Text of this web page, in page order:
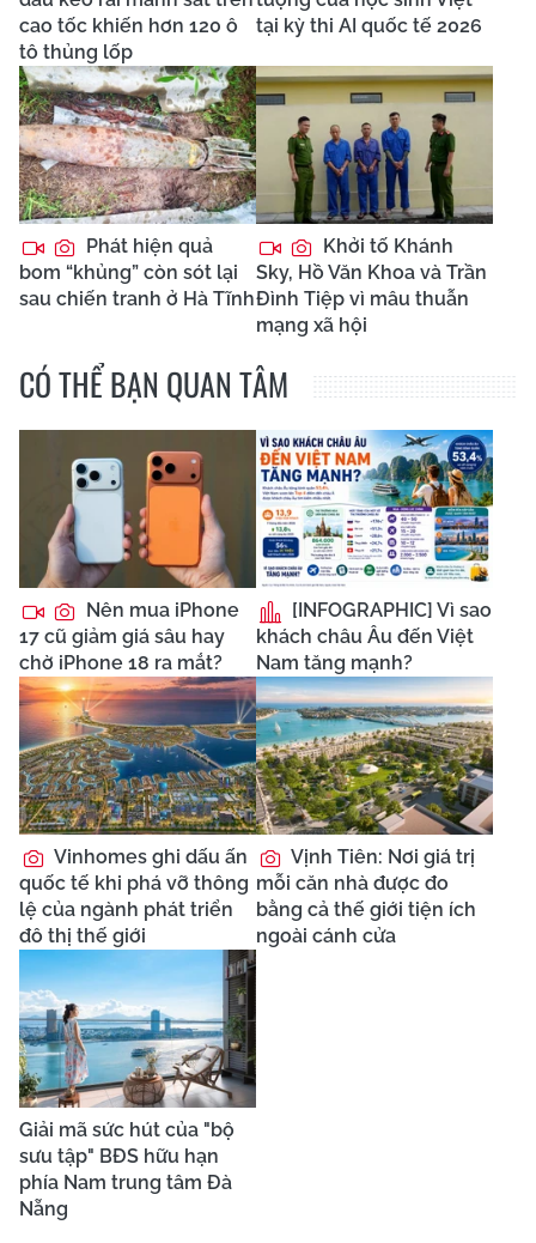
cao tốc khiến hơn 120 ô
tô thủng lốp
tại kỳ thi AI quốc tế 2026
Phát hiện quả
bom “khủng” còn sót lại
sau chiến tranh ở Hà Tĩnh
Khởi tố Khánh
Sky, Hồ Văn Khoa và Trần
Đình Tiệp vì mâu thuẫn
mạng xã hội
CÓ THỂ BẠN QUAN TÂM
Nên mua iPhone
17 cũ giảm giá sâu hay
chờ iPhone 18 ra mắt?
[INFOGRAPHIC] Vì sao
khách châu Âu đến Việt
Nam tăng mạnh?
Vinhomes ghi dấu ấn
quốc tế khi phá vỡ thông
lệ của ngành phát triển
đô thị thế giới
Vịnh Tiên: Nơi giá trị
mỗi căn nhà được đo
bằng cả thế giới tiện ích
ngoài cánh cửa
Giải mã sức hút của "bộ
sưu tập" BĐS hữu hạn
phía Nam trung tâm Đà
Nẵng